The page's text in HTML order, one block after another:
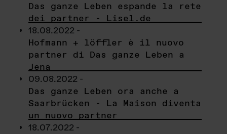
Das ganze Leben espande la rete
dei partner - Lisel.de
18.08.2022 -
Hofmann + löffler è il nuovo
partner di Das ganze Leben a
Jena
09.08.2022 -
Das ganze Leben ora anche a
Saarbrücken - La Maison diventa
un nuovo partner
18.07.2022 -